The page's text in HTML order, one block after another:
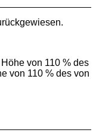
von 110 % des
von 110 % des von